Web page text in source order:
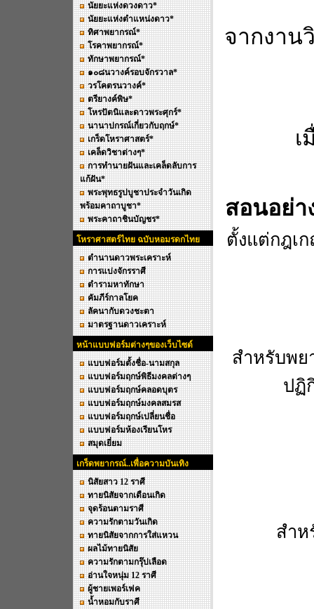
นัยยะแห่งดวงดาว*
นัยยะแห่งตำแหน่งดาว*
ทิศาพยากรณ์*
โรคาพยากรณ์*
ทักษาพยากรณ์*
๑๐๘นวางค์รอบจักรวาล*
วรโคตรนวางค์*
ตรียางค์พิษ*
โหรปัตนิและดาวพระศุกร์*
นานาปกรณ์เกี่ยวกับฤกษ์*
เกร็ดโหราศาสตร์*
เคล็ดวิชาต่างๆ*
การทำนายฝันและเคล็ดลับการ
แก้ฝัน*
พระพุทธรูปบูชาประจำวันเกิด
พร้อมคาถาบูชา*
พระคาถาชินบัญชร*
โหราศาสตร์ไทย ฉบับหอมรดกไทย
ตำนานดาวพระเคราะห์
การแบ่งจักรราศี
ตำรามหาทักษา
คัมภีร์กาลโยค
ลัคนากับดวงชะตา
มาตรฐานดาวเคราะห์
หน้าแบบฟอร์มต่างๆของเว็บไซด์
แบบฟอร์มตั้งชื่อ-นามสกุล
แบบฟอร์มฤกษ์พิธีมงคลต่างๆ
แบบฟอร์มฤกษ์คลอดบุตร
แบบฟอร์มฤกษ์มงคลสมรส
แบบฟอร์มฤกษ์เปลี่ยนชื่อ
แบบฟอร์มห้องเรียนโหร
สมุดเยี่ยม
เกร็ดพยากรณ์..เพื่อความบันเทิง
นิสัยสาว 12 ราศี
ทายนิสัยจากเดือนเกิด
จุดร้อนตามราศี
ความรักตามวันเกิด
ทายนิสัยจากการใส่แหวน
ผลไม้ทายนิสัย
ความรักตามกรุ๊ปเลือด
อ่านใจหนุ่ม 12 ราศี
ผู้ชายเพอร์เฟค
น้ำหอมกับราศี
จากงา
เ
สอนอย่า
ตั้งแต่กฎเ
สำหรับพย
ปฏิ
สำห